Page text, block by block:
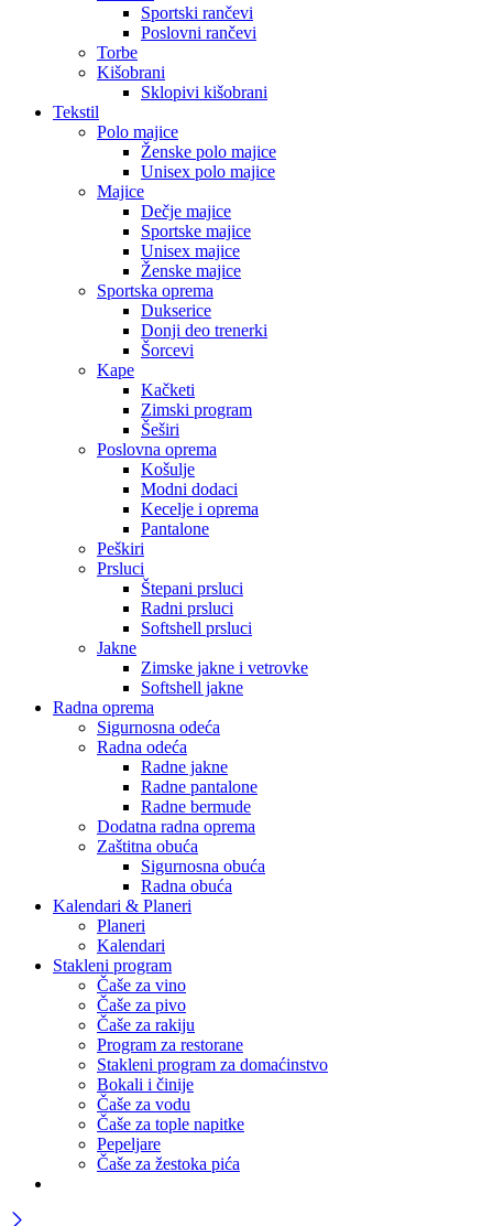
Sportski rančevi
Poslovni rančevi
Torbe
Kišobrani
Sklopivi kišobrani
Tekstil
Polo majice
Ženske polo majice
Unisex polo majice
Majice
Dečje majice
Sportske majice
Unisex majice
Ženske majice
Sportska oprema
Dukserice
Donji deo trenerki
Šorcevi
Kape
Kačketi
Zimski program
Šeširi
Poslovna oprema
Košulje
Modni dodaci
Kecelje i oprema
Pantalone
Peškiri
Prsluci
Štepani prsluci
Radni prsluci
Softshell prsluci
Jakne
Zimske jakne i vetrovke
Softshell jakne
Radna oprema
Sigurnosna odeća
Radna odeća
Radne jakne
Radne pantalone
Radne bermude
Dodatna radna oprema
Zaštitna obuća
Sigurnosna obuća
Radna obuća
Kalendari & Planeri
Planeri
Kalendari
Stakleni program
Čaše za vino
Čaše za pivo
Čaše za rakiju
Program za restorane
Stakleni program za domaćinstvo
Bokali i činije
Čaše za vodu
Čaše za tople napitke
Pepeljare
Čaše za žestoka pića